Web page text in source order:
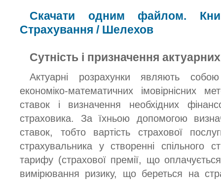
Скачати одним файлом.
Страхування / Шелехов
Сутність і призначення
Актуарні розрахунки являють
економіко-математичних імовірнісних
ставок і визначення необхідних
страховика. За їхньою допомогою
ставок, тобто вартість страхової
страхувальника у створенні спільного
тарифу (страхової премії, що
вимірювання ризику, що береться на